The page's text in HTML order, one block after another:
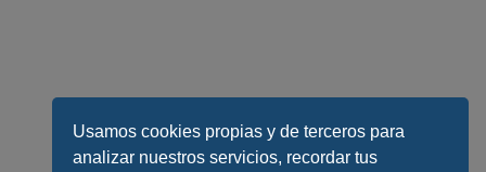
Usamos cookies propias y de terceros para
analizar nuestros servicios, recordar tus